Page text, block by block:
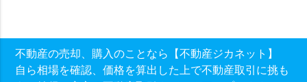
不動産の売却、購入のことなら【不動産ジカネット】
自ら相場を確認、価格を算出した上で不動産取引に挑も